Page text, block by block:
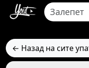
← Назад на сите